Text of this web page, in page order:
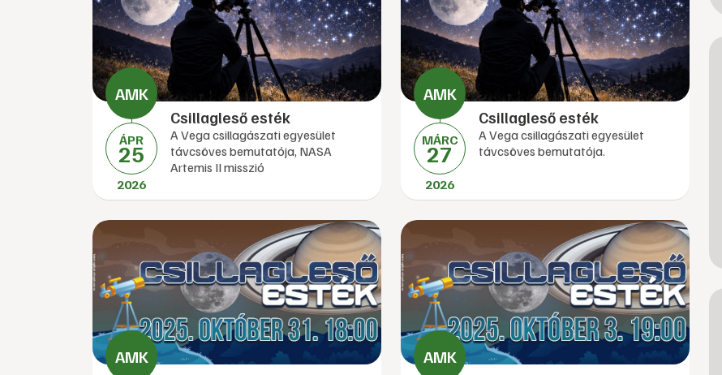
ÁPR
25
2026
Csillagleső esték
A Vega csillagászati egyesület
távcsöves bemutatója, NASA
Artemis II misszió
MÁRC
27
2026
Csillagleső esték
A Vega csillagászati egyesület
távcsöves bemutatója.